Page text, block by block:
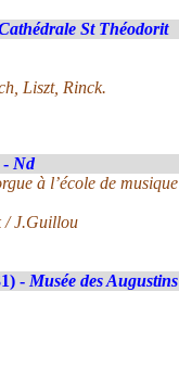
St Théodorit
Liszt, Rinck.
- Nd
à l’école de
/ J.Guillou
- Musée des Augustins